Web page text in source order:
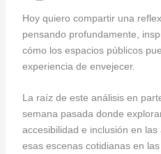
Hoy quiero compartir una
pensando profundamente,
cómo los espacios públicos
experiencia de envejecer.
La raíz de este análisis en
semana pasada donde
accesibilidad e inclusión en
esas escenas cotidianas en